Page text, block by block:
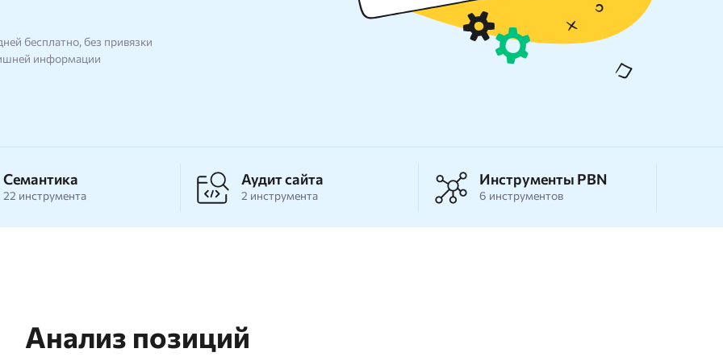
подсказок
Массовая проверка Whois
Спам в ссылках
Поиск спама в Webarchive
бесплатно, без привязки
информации
Семантика
22 инструмента
Аудит сайта
2 инструмента
Инструменты PBN
6 инструментов
Анализ позиций